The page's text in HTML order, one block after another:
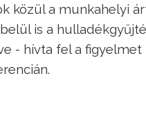
közül a munkahelyi
is a
- hívta fel a figyelmet